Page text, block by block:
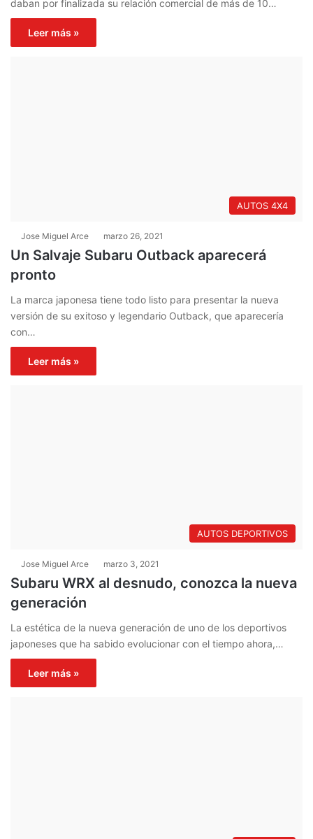
daban por finalizada su relación comercial de más de 10…
Leer más »
AUTOS 4X4
Jose Miguel Arce marzo 26, 2021
Un Salvaje Subaru Outback aparecerá
pronto
La marca japonesa tiene todo listo para presentar la nueva
versión de su exitoso y legendario Outback, que aparecería
con…
Leer más »
AUTOS DEPORTIVOS
Jose Miguel Arce marzo 3, 2021
Subaru WRX al desnudo, conozca la nueva
generación
La estética de la nueva generación de uno de los deportivos
japoneses que ha sabido evolucionar con el tiempo ahora,…
Leer más »